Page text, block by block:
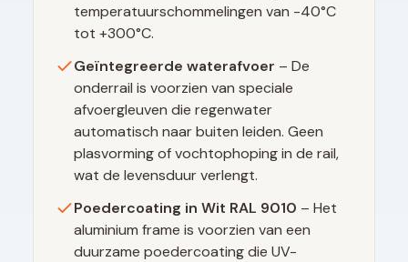
temperatuurschommelingen van -40°C
tot +300°C.
Geïntegreerde waterafvoer – De
onderrail is voorzien van speciale
afvoergleuven die regenwater
automatisch naar buiten leiden. Geen
plasvorming of vochtophoping in de rail,
wat de levensduur verlengt.
Poedercoating in Wit RAL 9010 – Het
aluminium frame is voorzien van een
duurzame poedercoating die UV-